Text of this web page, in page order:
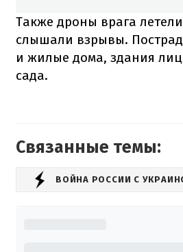
Также дроны врага летели
слышали взрывы.
и жилые дома, здания
сада.
Связанные темы:
ВОЙНА РОССИИ С